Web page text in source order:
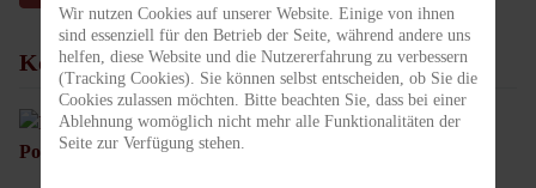
Kontakt
Position: Abteilung Erwachsene
Wir nutzen Cookies auf unserer Website. Einige von ihnen
sind essenziell für den Betrieb der Seite, während andere uns
helfen, diese Website und die Nutzererfahrung zu verbessern
(Tracking Cookies). Sie können selbst entscheiden, ob Sie die
Cookies zulassen möchten. Bitte beachten Sie, dass bei einer
Ablehnung womöglich nicht mehr alle Funktionalitäten der
Seite zur Verfügung stehen.